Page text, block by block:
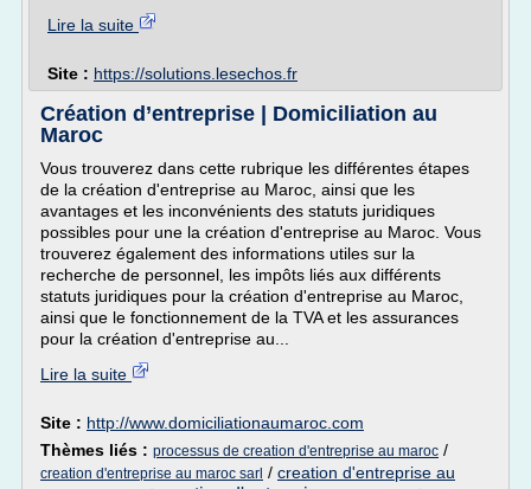
Lire la suite
Site : https://solutions.lesechos.fr
Création d’entreprise | Domiciliation au
Maroc
Vous trouverez dans cette rubrique les différentes étapes
de la création d'entreprise au Maroc, ainsi que les
avantages et les inconvénients des statuts juridiques
possibles pour une la création d'entreprise au Maroc. Vous
trouverez également des informations utiles sur la
recherche de personnel, les impôts liés aux différents
statuts juridiques pour la création d'entreprise au Maroc,
ainsi que le fonctionnement de la TVA et les assurances
pour la création d'entreprise au...
Lire la suite
Site : http://www.domiciliationaumaroc.com
Thèmes liés : processus de creation d'entreprise au maroc /
creation d'entreprise au maroc sarl / creation d'entreprise au